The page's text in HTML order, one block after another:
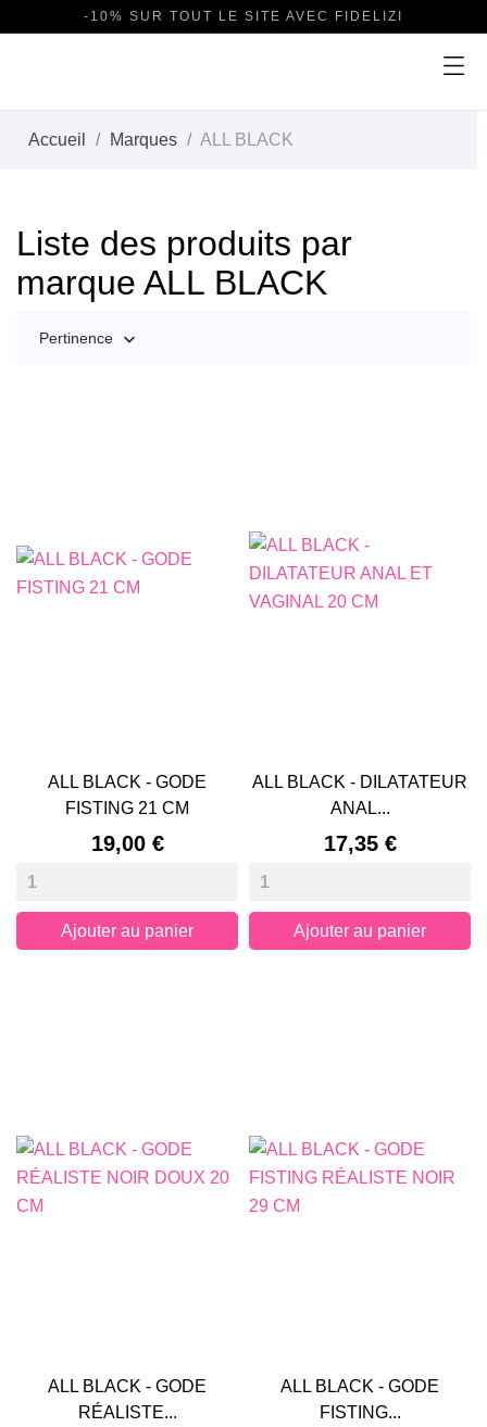
-10% SUR TOUT LE SITE AVEC FIDELIZI
Accueil Marques ALL BLACK
Liste des produits par
marque ALL BLACK
Pertinence 
ALL BLACK - GODE
FISTING 21 CM
Prix
19,00 €
Ajouter au panier
ALL BLACK - DILATATEUR
ANAL...
Prix
17,35 €
Ajouter au panier
ALL BLACK - GODE
RÉALISTE...
ALL BLACK - GODE
FISTING...